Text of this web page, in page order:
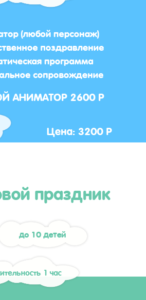
(любой персонаж)
поздравление
программа
сопровождение
АНИМАТОР 2600 Р
Цена: 3200 Р
праздник
до 10 детей
1 час